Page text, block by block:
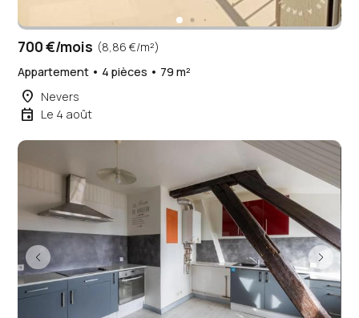
700 €/mois (8,86 €/m²)
Appartement • 4 pièces • 79 m²
place Nevers
event Le 4 août